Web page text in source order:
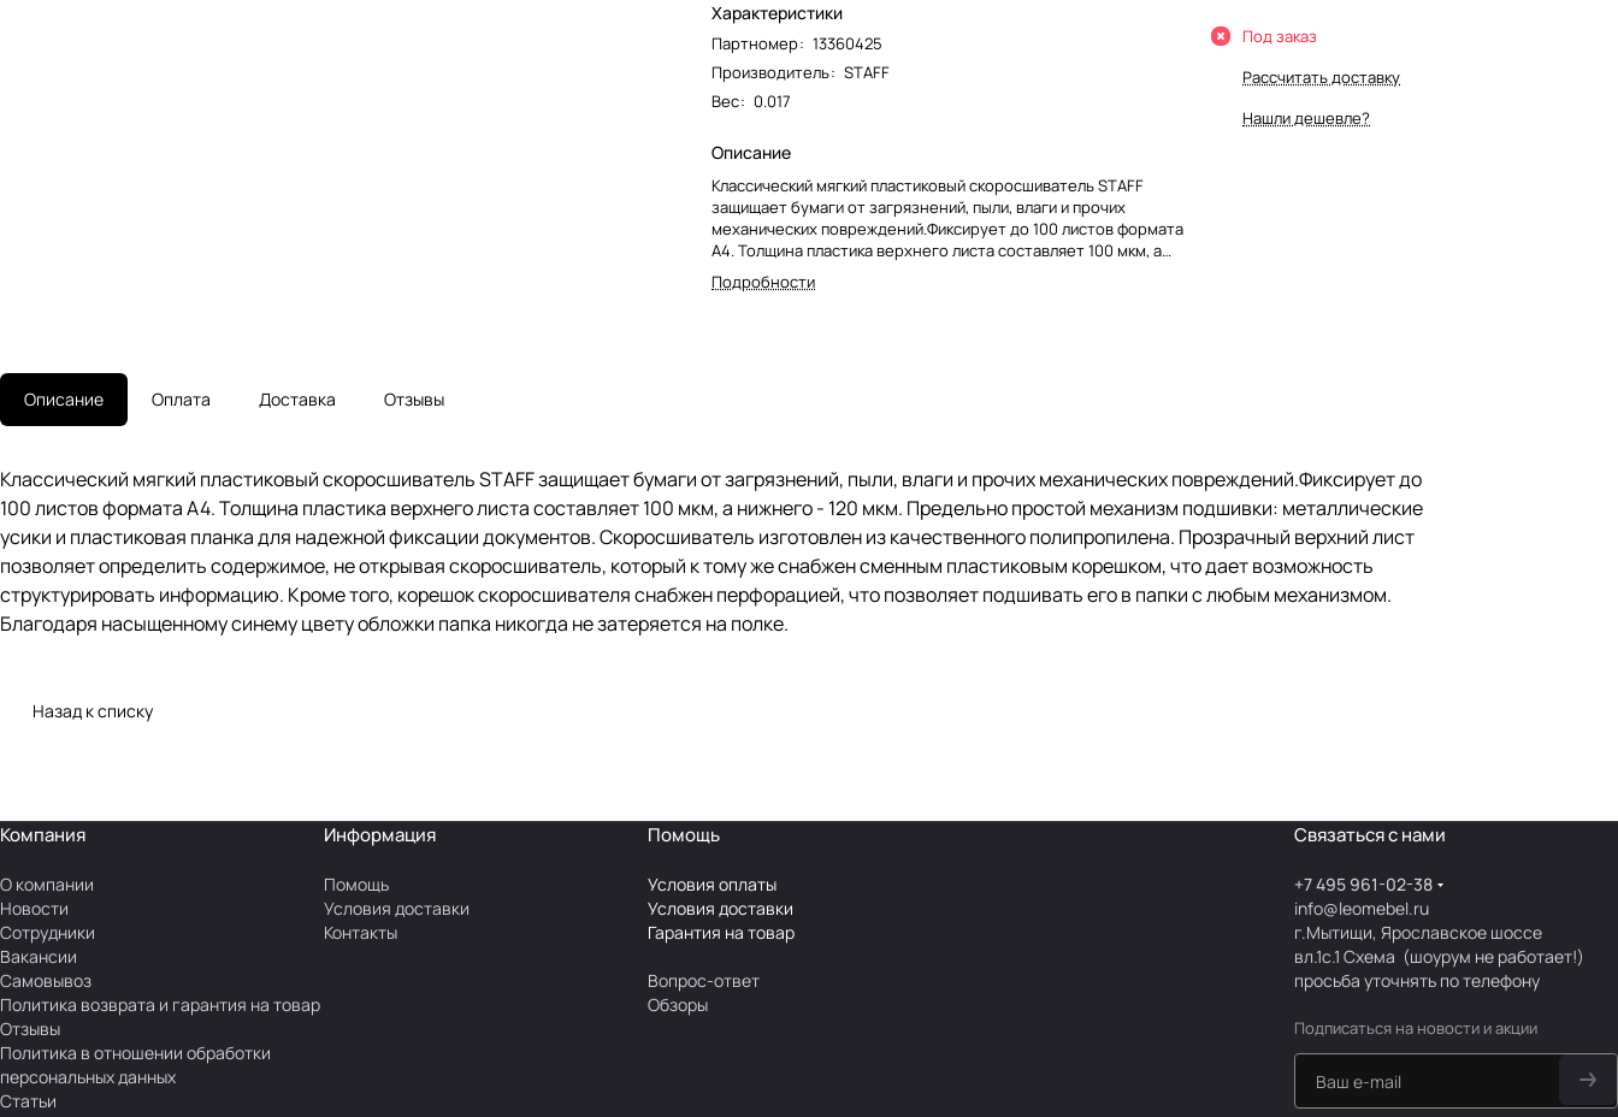
Характеристики
Партномер: 13360425
Производитель: STAFF
Вес: 0.017
Описание
Классический мягкий пластиковый скоросшиватель STAFF
защищает бумаги от загрязнений, пыли, влаги и прочих
механических повреждений.Фиксирует до 100 листов формата
А4. Толщина пластика верхнего листа составляет 100 мкм, а
нижнего - 120 мкм. Предельно простой механизм подшивки:
металлические усики и пластиковая планка для надежной
подшивать его в папки с любым механизмом. Благодаря
насыщенному синему цвету обложки папка никогда не
затеряется на полке.
Подробности
Под заказ
Рассчитать доставку
Нашли дешевле?
Описание Оплата Доставка Отзывы
Классический мягкий пластиковый скоросшиватель STAFF защищает бумаги от загрязнений, пыли, влаги и прочих механических повреждений.Фиксирует до
100 листов формата А4. Толщина пластика верхнего листа составляет 100 мкм, а нижнего - 120 мкм. Предельно простой механизм подшивки: металлические
усики и пластиковая планка для надежной фиксации документов. Скоросшиватель изготовлен из качественного полипропилена. Прозрачный верхний лист
позволяет определить содержимое, не открывая скоросшиватель, который к тому же снабжен сменным пластиковым корешком, что дает возможность
структурировать информацию. Кроме того, корешок скоросшивателя снабжен перфорацией, что позволяет подшивать его в папки с любым механизмом.
Благодаря насыщенному синему цвету обложки папка никогда не затеряется на полке.
Назад к списку
Компания
О компании
Новости
Сотрудники
Вакансии
Самовывоз
Политика возврата и гарантия на товар
Отзывы
Политика в отношении обработки
персональных данных
Статьи
Информация
Помощь
Условия доставки
Контакты
Помощь
Условия оплаты
Условия доставки
Гарантия на товар
Вопрос-ответ
Обзоры
Связаться с нами
+7 495 961-02-38
info@leomebel.ru
г.Мытищи, Ярославское шоссе
вл.1с.1Схема (шоурум не работает!)
просьба уточнять по телефону
Подписаться на новости и акции